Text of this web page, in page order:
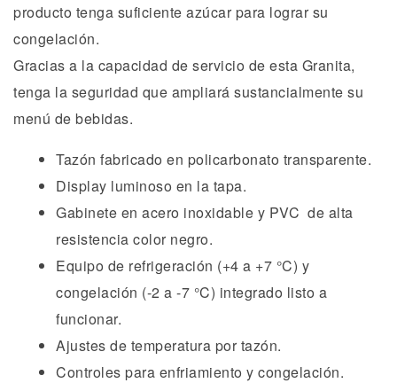
producto tenga suficiente azúcar para lograr su
congelación.
Gracias a la capacidad de servicio de esta Granita,
tenga la seguridad que ampliará sustancialmente su
menú de bebidas.
Tazón fabricado en policarbonato transparente.
Display luminoso en la tapa.
Gabinete en acero inoxidable y PVC de alta
resistencia color negro.
Equipo de refrigeración (+4 a +7 °C) y
congelación (-2 a -7 °C) integrado listo a
funcionar.
Ajustes de temperatura por tazón.
Controles para enfriamiento y congelación.